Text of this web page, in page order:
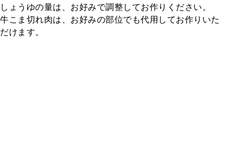
しょうゆの量は、お好みで調整してお作りください。
牛こま切れ肉は、お好みの部位でも代用してお作りいた
だけます。